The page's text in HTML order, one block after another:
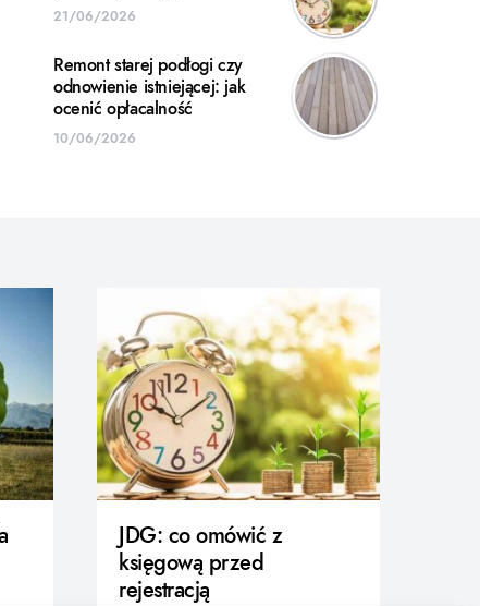
21/06/2026
Remont starej podłogi czy
odnowienie istniejącej: jak
ocenić opłacalność
10/06/2026
JDG: co omówić z
księgową przed
rejestracją